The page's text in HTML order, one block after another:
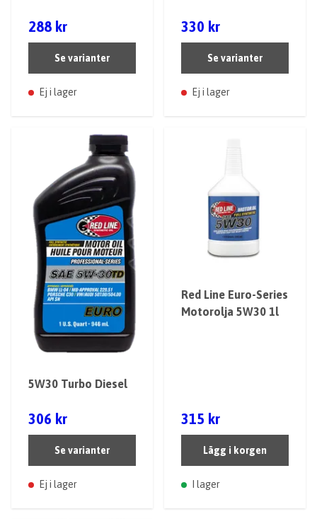
288 kr
Se varianter
Ej i lager
330 kr
Se varianter
Ej i lager
5W30 Turbo Diesel
306 kr
Se varianter
Ej i lager
Red Line Euro-Series
Motorolja 5W30 1l
315 kr
Lägg i korgen
I lager